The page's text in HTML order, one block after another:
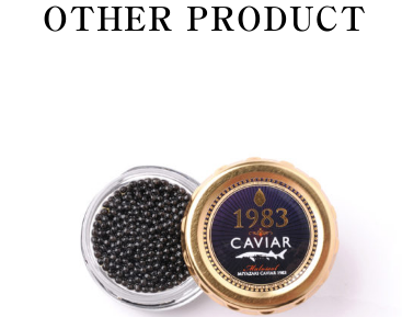
OTHER PRODUCT